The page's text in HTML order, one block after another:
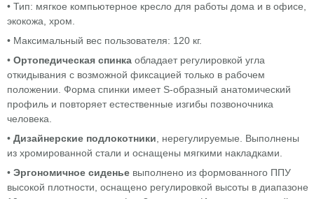
• Тип: мягкое компьютерное кресло для работы дома и в офисе,
экокожа, хром.
• Максимальный вес пользователя: 120 кг.
• Ортопедическая спинка обладает регулировкой угла
откидывания с возможной фиксацией только в рабочем
положении. Форма спинки имеет S-образный анатомический
профиль и повторяет естественные изгибы позвоночника
человека.
• Дизайнерские подлокотники , нерегулируемые. Выполнены
из хромированной стали и оснащены мягкими накладками.
• Эргономичное сиденье выполнено из формованного ППУ
высокой плотности, оснащено регулировкой высоты в диапазоне